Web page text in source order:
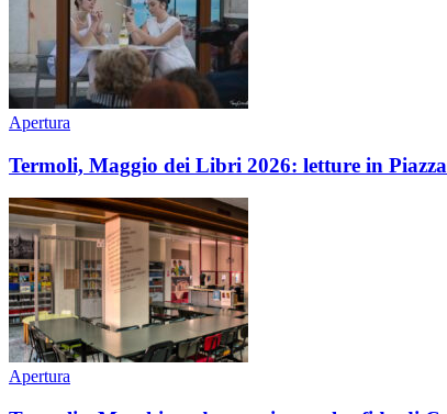
Apertura
Termoli, Maggio dei Libri 2026: letture in
Apertura